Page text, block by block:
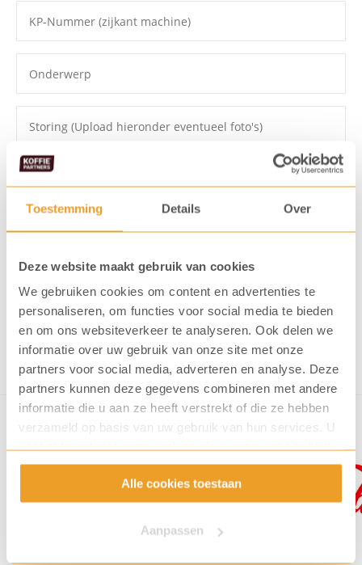
Toestemming Details Over
Deze website maakt gebruik van cookies
We gebruiken cookies om content en advertenties te
personaliseren, om functies voor social media te bieden
en om ons websiteverkeer te analyseren. Ook delen we
informatie over uw gebruik van onze site met onze
partners voor social media, adverteren en analyse. Deze
partners kunnen deze gegevens combineren met andere
informatie die u aan ze heeft verstrekt of die ze hebben
verzameld op basis van uw gebruik van hun services. U
gaat akkoord met onze cookies als u onze website blijft
gebruiken.
Alle cookies toestaan
Aanpassen
Ik ga akkoord dat mijn gegevensopgeslagen worden
Verstuur formulier